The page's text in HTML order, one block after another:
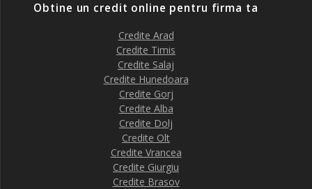
Obtine un credit online pentru firma ta
Credite Arad
Credite Timis
Credite Salaj
Credite Hunedoara
Credite Gorj
Credite Alba
Credite Dolj
Credite Olt
Credite Vrancea
Credite Giurgiu
Credite Brasov